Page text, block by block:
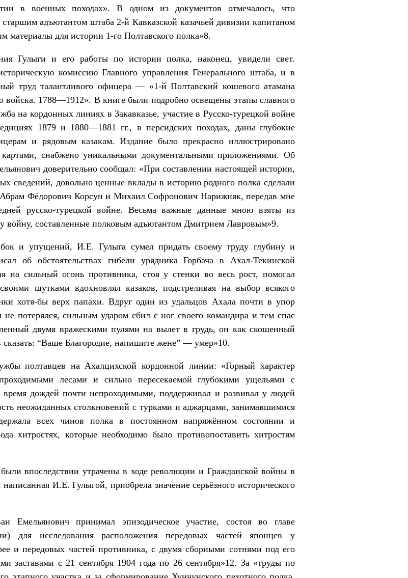
в военных походах». В одном из документов отмечалось, что
старшим адъютантом штаба 2-й Кавказской казачьей дивизии капитаном
материалы для истории 1-го Полтавского полка»8.
Гулыги и его работы по истории полка, наконец, увидели свет.
комиссию Главного управления Генерального штаба, и в
труд талантливого офицера — «1-й Полтавский кошевого атамана
войска. 1788—1912». В книге были подробно освещены этапы славного
на кордонных линиях в Закавказье, участие в Русско-турецкой войне
1879 и 1880—1881 гг., в персидских походах, даны глубокие
и рядовым казакам. Издание было прекрасно иллюстрировано
снабжено уникальными документальными приложениями. Об
доверительно сообщал: «При составлении настоящей истории,
сведений, довольно ценные вклады в историю родного полка сделали
Фёдорович Корсун и Михаил Софронович Нарижняк, передав мне
русско-турецкой войне. Весьма важные данные мною взяты из
войну, составленные полковым адъютантом Дмитрием Лавровым»9.
и упущений, И.Е. Гулыга сумел придать своему труду глубину и
об обстоятельствах гибели урядника Горбача в Ахал-Текинской
на сильный огонь противника, стоя у стенки во весь рост, помогал
шутками вдохновлял казаков, подстреливая на выбор всякого
хотя-бы верх папахи. Вдруг один из удальцов Ахала почти в упор
потерялся, сильным ударом сбил с ног своего командира и тем спас
двумя вражескими пулями на вылет в грудь, он как скошенный
сказать: “Ваше Благородие, напишите жене” — умер»10.
полтавцев на Ахалцихской кордонной линии: «Горный характер
лесами и сильно пересекаемой глубокими ущельями с
дождей почти непроходимыми, поддерживал и развивал у людей
неожиданных столкновений с турками и аджарцами, занимавшимися
всех чинов полка в постоянном напряжённом состоянии и
хитростях, которые необходимо было противопоставить хитростям
впоследствии утрачены в ходе революции и Гражданской войны в
И.Е. Гулыгой, приобрела значение серьёзного исторического
принимал эпизодическое участие, состоя во главе
для исследования расположения передовых частей японцев у
и передовых частей противника, с двумя сборными сотнями под его
заставами с 21 сентября 1904 года по 26 сентября»12. За «труды по